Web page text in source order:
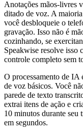
Anotações mãos-livres
ditado de voz. A
você desbloqueie o
gravação. Isso não é
cozinhando, se
Speakwise resolve isso
controle completo sem
O processamento de IA
de voz básicos. Você
parede de texto
extrai itens de ação e
10 minutos durante seu
em segundos.